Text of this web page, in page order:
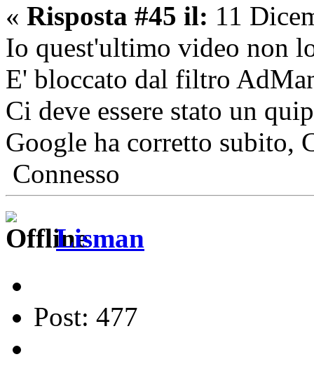
« Risposta #45 il: 11
Io quest'ultimo video non
E' bloccato dal filtro
Ci deve essere stato un
Google ha corretto subito,
Connesso
Lisman
Post: 477